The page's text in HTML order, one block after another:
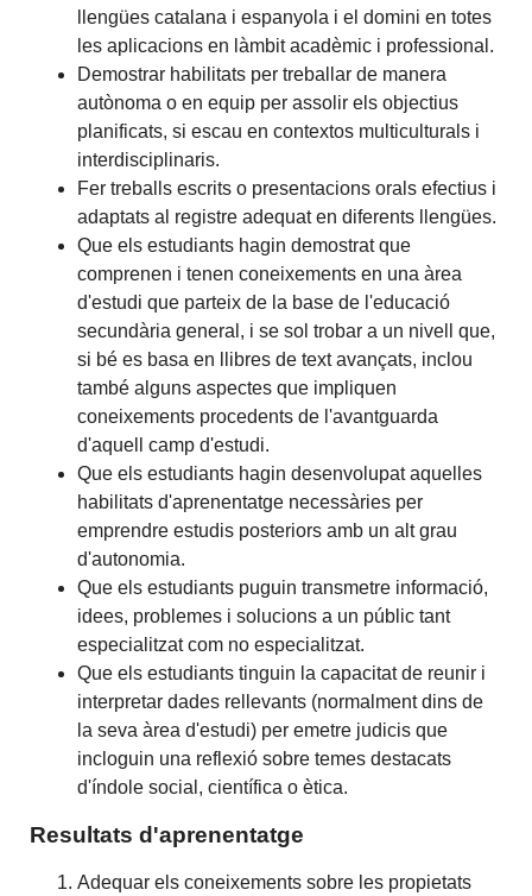
llengües catalana i espanyola i el domini en totes
les aplicacions en làmbit acadèmic i professional.
Demostrar habilitats per treballar de manera
autònoma o en equip per assolir els objectius
planificats, si escau en contextos multiculturals i
interdisciplinaris.
Fer treballs escrits o presentacions orals efectius i
adaptats al registre adequat en diferents llengües.
Que els estudiants hagin demostrat que
comprenen i tenen coneixements en una àrea
d'estudi que parteix de la base de l'educació
secundària general, i se sol trobar a un nivell que,
si bé es basa en llibres de text avançats, inclou
també alguns aspectes que impliquen
coneixements procedents de l'avantguarda
d'aquell camp d'estudi.
Que els estudiants hagin desenvolupat aquelles
habilitats d'aprenentatge necessàries per
emprendre estudis posteriors amb un alt grau
d'autonomia.
Que els estudiants puguin transmetre informació,
idees, problemes i solucions a un públic tant
especialitzat com no especialitzat.
Que els estudiants tinguin la capacitat de reunir i
interpretar dades rellevants (normalment dins de
la seva àrea d'estudi) per emetre judicis que
incloguin una reflexió sobre temes destacats
d'índole social, científica o ètica.
Resultats d'aprenentatge
Adequar els coneixements sobre les propietats